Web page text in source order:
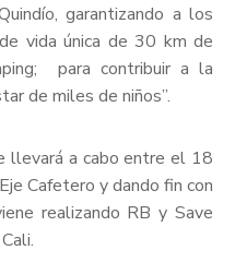
garantizando a los
vida única de 30 km de
para contribuir a la
de miles de niños”.
llevará a cabo entre el 18
Cafetero y dando fin con
realizando RB y Save